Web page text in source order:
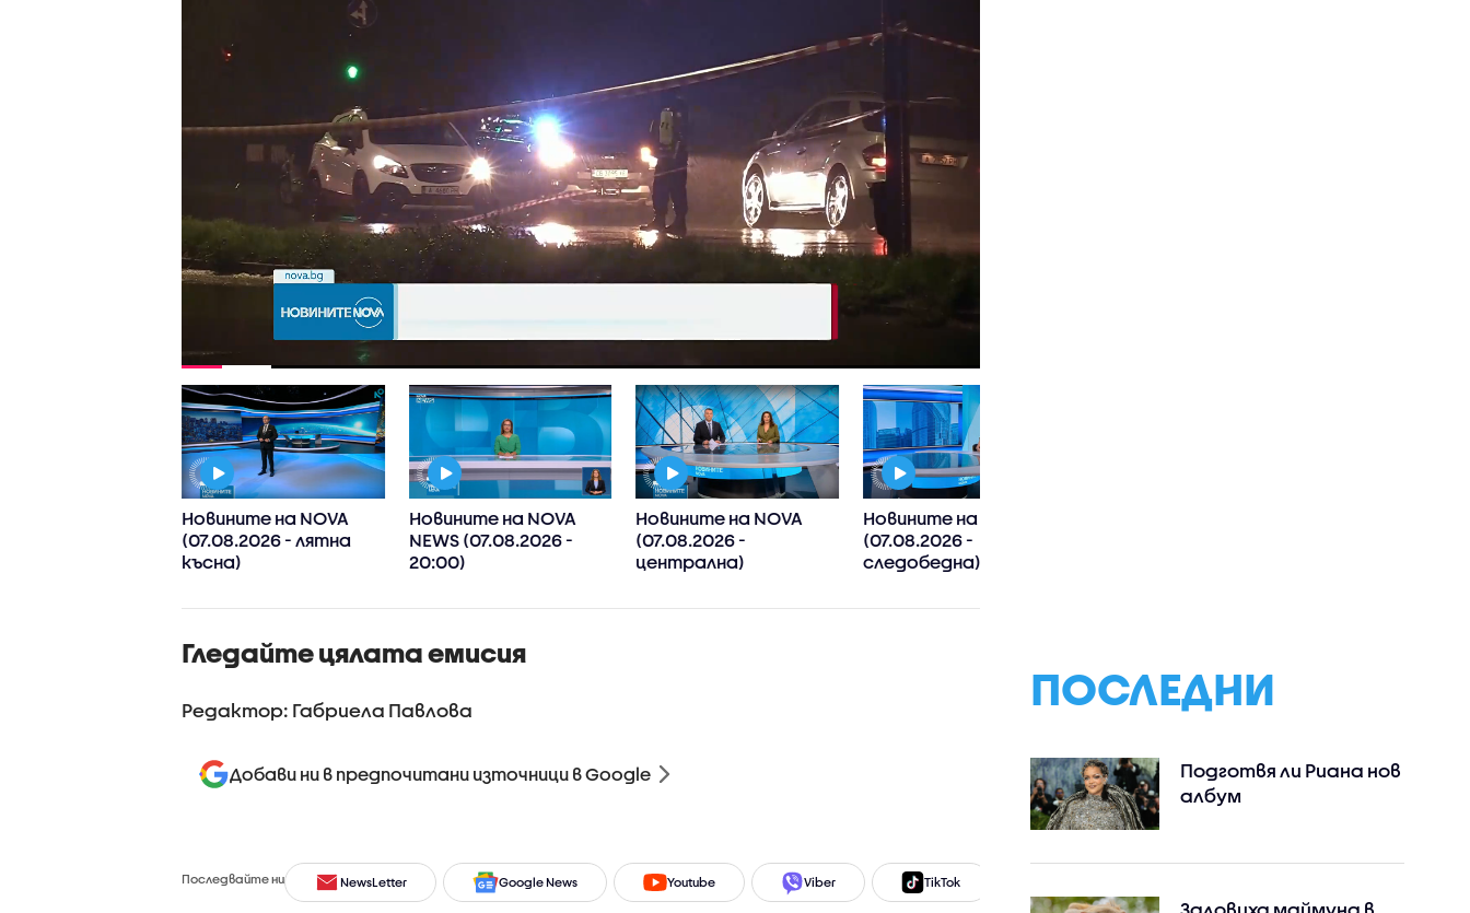
Новините на NOVA
(07.08.2026 - лятна
късна)
Новините на NOVA
NEWS (07.08.2026 -
20:00)
Новините на NOVA
(07.08.2026 -
централна)
Новините на NOVA
(07.08.2026 -
следобедна)
Гледайте цялата емисия
Редактор: Габриела Павлова
Добави ни в предпочитани източници в Google
Последвайте ни NewsLetter Google News Youtube Viber TikTok
ПОСЛЕДНИ
Подготвя ли Риана нов
албум